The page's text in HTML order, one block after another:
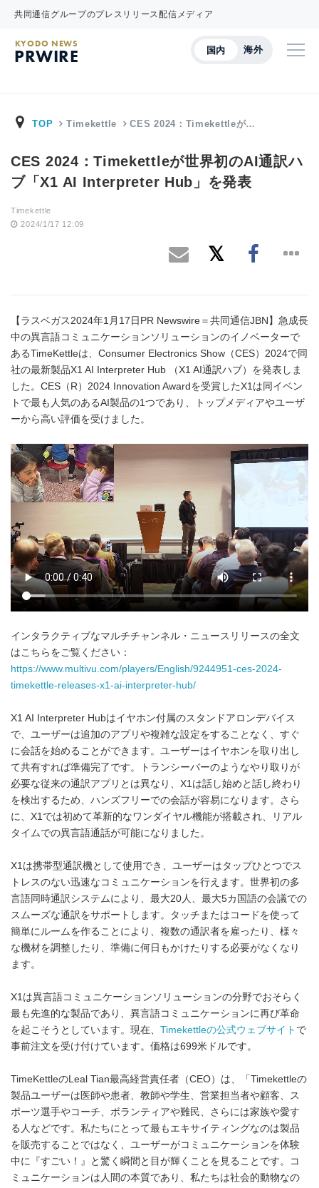
共同通信グループのプレスリリース配信メディア
国内 海外
KYODO NEWS
PRWIRE
TOP Timekettle CES 2024：Timekettleが…
CES 2024：Timekettleが世界初のAI通訳ハ
ブ「X1 AI Interpreter Hub」を発表
Timekettle
2024/1/17 12:09
【ラスベガス2024年1月17日PR Newswire＝共同通信JBN】急成長
中の異言語コミュニケーションソリューションのイノベーターで
あるTimeKettleは、Consumer Electronics Show（CES）2024で同
社の最新製品X1 AI Interpreter Hub （X1 AI通訳ハブ）を発表しま
した。CES（R）2024 Innovation Awardを受賞したX1は同イベン
トで最も人気のあるAI製品の1つであり、トップメディアやユーザ
ーから高い評価を受けました。
インタラクティブなマルチチャンネル・ニュースリリースの全文
はこちらをご覧ください：
https://www.multivu.com/players/English/9244951-ces-2024-
timekettle-releases-x1-ai-interpreter-hub/
X1 AI Interpreter Hubはイヤホン付属のスタンドアロンデバイス
で、ユーザーは追加のアプリや複雑な設定をすることなく、すぐ
に会話を始めることができます。ユーザーはイヤホンを取り出し
て共有すれば準備完了です。トランシーバーのようなやり取りが
必要な従来の通訳アプリとは異なり、X1は話し始めと話し終わり
を検出するため、ハンズフリーでの会話が容易になります。さら
に、X1では初めて革新的なワンダイヤル機能が搭載され、リアル
タイムでの異言語通話が可能になりました。
X1は携帯型通訳機として使用でき、ユーザーはタップひとつでス
トレスのない迅速なコミュニケーションを行えます。世界初の多
言語同時通訳システムにより、最大20人、最大5カ国語の会議での
スムーズな通訳をサポートします。タッチまたはコードを使って
簡単にルームを作ることにより、複数の通訳者を雇ったり、様々
な機材を調整したり、準備に何日もかけたりする必要がなくなり
ます。
X1は異言語コミュニケーションソリューションの分野でおそらく
最も先進的な製品であり、異言語コミュニケーションに再び革命
を起こそうとしています。現在、 Timekettleの公式ウェブサイト で
事前注文を受け付けています。価格は699米ドルです。
TimeKettleのLeal Tian最高経営責任者（CEO）は、「Timekettleの
製品ユーザーは医師や患者、教師や学生、営業担当者や顧客、ス
ポーツ選手やコーチ、ボランティアや難民、さらには家族や愛す
る人などです。私たちにとって最もエキサイティングなのは製品
を販売することではなく、ユーザーがコミュニケーションを体験
中に『すごい！』と驚く瞬間と目が輝くことを見ることです。コ
ミュニケーションは人間の本質であり、私たちは社会的動物なの